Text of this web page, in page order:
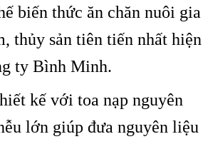
biến thức ăn chăn nuôi gia
thủy sản tiên tiến nhất hiện
ty Bình Minh.
kế với toa nạp nguyên
lớn giúp đưa nguyên liệu